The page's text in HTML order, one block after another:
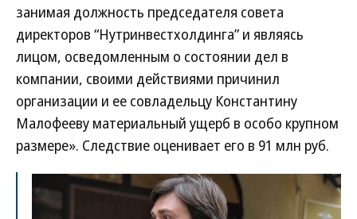
занимая должность председателя совета
директоров “Нутринвестхолдинга” и являясь
лицом, осведомленным о состоянии дел в
компании, своими действиями причинил
организации и ее совладельцу Константину
Малофееву материальный ущерб в особо крупном
размере». Следствие оценивает его в 91 млн руб.